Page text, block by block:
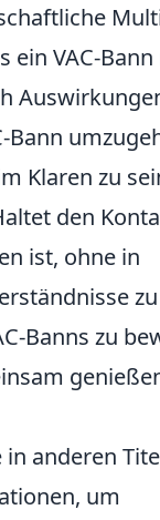
ein VAC-
Klaren zu
den
ist, ohne in
Banns zu
anderen
um